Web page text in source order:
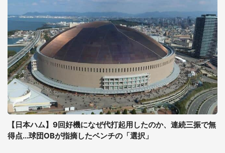
【日本ハム】9回好機になぜ代打起用したのか、連続三振で無
得点...球団OBが指摘したベンチの「選択」